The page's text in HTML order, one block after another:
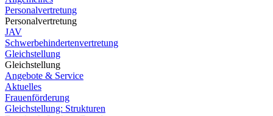
Personalvertretung
Personalvertretung
JAV
Schwerbehindertenvertretung
Gleichstellung
Gleichstellung
Angebote & Service
Aktuelles
Frauenförderung
Gleichstellung: Strukturen